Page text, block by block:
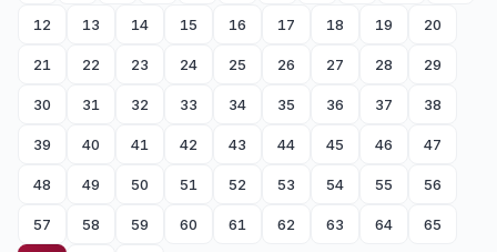
12 13 14 15 16 17 18 19 20
21 22 23 24 25 26 27 28 29
30 31 32 33 34 35 36 37 38
39 40 41 42 43 44 45 46 47
48 49 50 51 52 53 54 55 56
57 58 59 60 61 62 63 64 65